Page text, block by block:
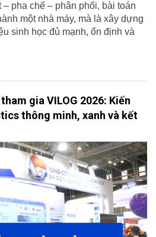
– pha chế – phân phối, bài toán
một nhà máy, mà là xây dựng
sinh học đủ mạnh, ổn định và
gia VILOG 2026: Kiến
thông minh, xanh và kết